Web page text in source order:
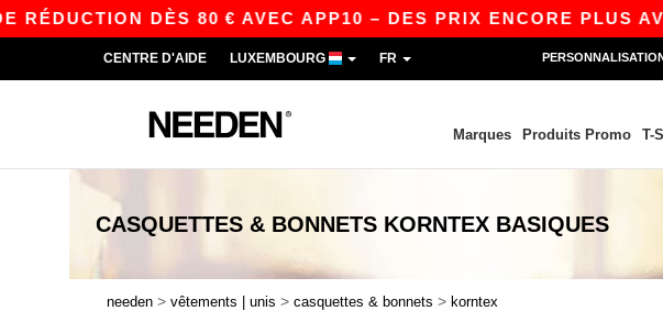
DÈS 80 € AVEC APP10 – DES PRIX ENCORE PLUS
CENTRE D'AIDE LUXEMBOURG FR
Marques Produits Promo T-
CASQUETTES & BONNETS KORNTEX BASIQUES
needen > vêtements | unis > casquettes & bonnets > korntex